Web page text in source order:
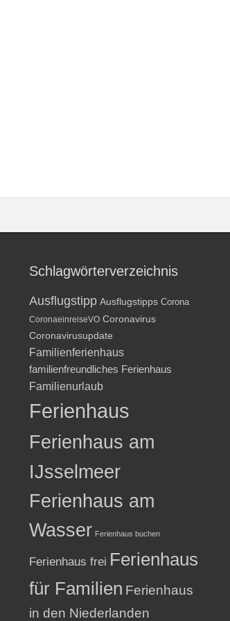
Schlagwörterverzeichnis
Ausflugstipp Ausflugstipps Corona
CoronaeinreiseVO Coronavirus
Coronavirusupdate
Familienferienhaus
familienfreundliches Ferienhaus
Familienurlaub
Ferienhaus
Ferienhaus am
IJsselmeer
Ferienhaus am
Wasser Ferienhaus buchen
Ferienhaus frei Ferienhaus
für Familien Ferienhaus
in den Niederlanden